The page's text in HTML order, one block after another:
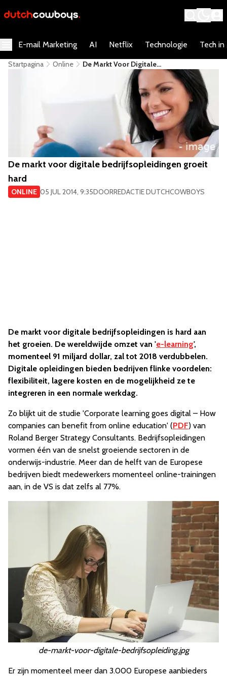
E-mail Marketing AI Netflix Technologie Tech in
Startpagina Online
De Markt Voor Digitale
Bedrijfsopleidingen Groeit Hard
De markt voor digitale bedrijfsopleidingen groeit
hard
ONLINE 05 JUL 2014, 9:35DOORREDACTIE DUTCHCOWBOYS
De markt voor digitale bedrijfsopleidingen is hard aan
het groeien. De wereldwijde omzet van 'e-learning',
momenteel 91 miljard dollar, zal tot 2018 verdubbelen.
Digitale opleidingen bieden bedrijven flinke voordelen:
flexibiliteit, lagere kosten en de mogelijkheid ze te
integreren in een normale werkdag.
Zo blijkt uit de studie 'Corporate learning goes digital – How
companies can benefit from online education' (PDF) van
Roland Berger Strategy Consultants. Bedrijfsopleidingen
vormen één van de snelst groeiende sectoren in de
onderwijs-industrie. Meer dan de helft van de Europese
bedrijven biedt medewerkers momenteel online-trainingen
aan, in de VS is dat zelfs al 77%.
de-markt-voor-digitale-bedrijfsopleiding.jpg
Er zijn momenteel meer dan 3.000 Europese aanbieders